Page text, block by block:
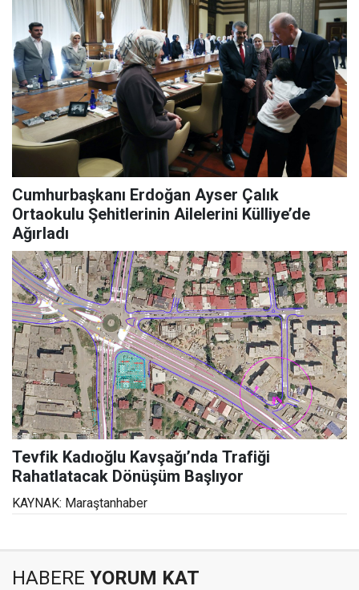
Cumhurbaşkanı Erdoğan Ayser Çalık
Ortaokulu Şehitlerinin Ailelerini Külliye’de
Ağırladı
Tevfik Kadıoğlu Kavşağı’nda Trafiği
Rahatlatacak Dönüşüm Başlıyor
KAYNAK: Maraştanhaber
HABERE YORUM KAT